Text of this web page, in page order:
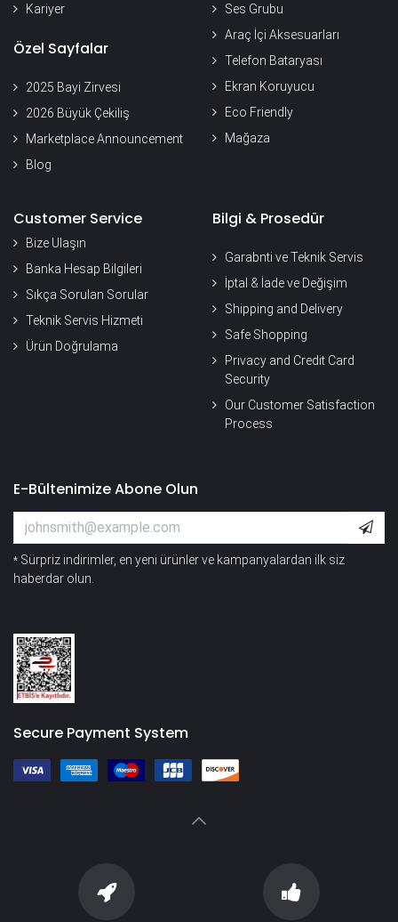
Kariyer
Özel Sayfalar
2025 Bayi Zirvesi
2026 Büyük Çekiliş
Marketplace Announcement
Blog
Ses Grubu
Araç İçi Aksesuarları
Telefon Bataryası
Ekran Koruyucu
Eco Friendly
Mağaza
Customer Service
Bize Ulaşın
Banka Hesap Bilgileri
Sıkça Sorulan Sorular
Teknik Servis Hizmeti
Ürün Doğrulama
Bilgi & Prosedür
Garabnti ve Teknik Servis
İptal & İade ve Değişim
Shipping and Delivery
Safe Shopping
Privacy and Credit Card
Security
Our Customer Satisfaction
Process
E-Bültenimize Abone Olun
* Sürpriz indirimler, en yeni ürünler ve kampanyalardan ilk siz
haberdar olun.
Secure Payment System